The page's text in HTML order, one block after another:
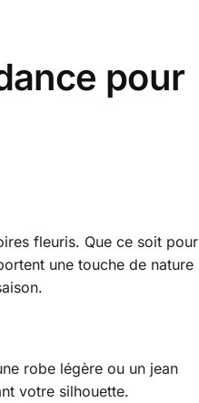
pour
fleuris. Que ce soit pour
une touche de nature
robe légère ou un jean
votre silhouette.